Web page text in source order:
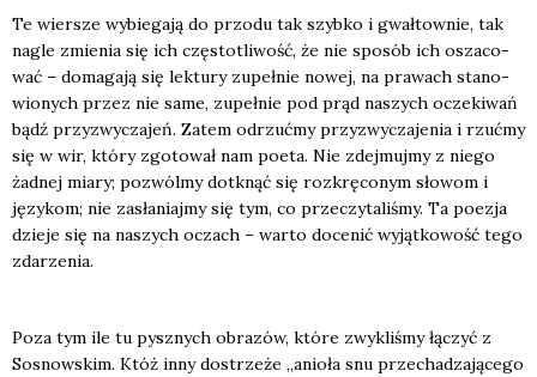
Te wier­sze wybie­ga­ją do przo­du tak szyb­ko i gwał­tow­nie, tak
nagle zmie­nia się ich czę­sto­tli­wość, że nie spo­sób ich osza­co­
wać – doma­ga­ją się lek­tu­ry zupeł­nie nowej, na pra­wach sta­no­
wio­nych przez nie same, zupeł­nie pod prąd naszych ocze­ki­wań
bądź przy­zwy­cza­jeń. Zatem odrzuć­my przy­zwy­cza­je­nia i rzuć­my
się w wir, któ­ry zgo­to­wał nam poeta. Nie zdej­muj­my z nie­go
żad­nej mia­ry; pozwól­my dotknąć się roz­krę­co­nym sło­wom i
języ­kom; nie zasła­niaj­my się tym, co prze­czy­ta­li­śmy. Ta poezja
dzie­je się na naszych oczach – war­to doce­nić wyjąt­ko­wość tego
zda­rze­nia.
Poza tym ile tu pysz­nych obra­zów, któ­re zwy­kli­śmy łączyć z
Sosnow­skim. Któż inny dostrze­że „anio­ła snu prze­cha­dza­ją­ce­go